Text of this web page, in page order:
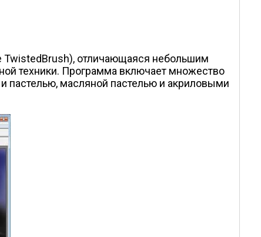
TwistedBrush), отличающаяся небольшим
техники. Программа включает множество
пастелью, масляной пастелью и акриловыми